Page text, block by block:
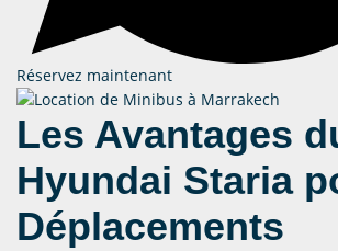
Réservez maintenant
Les Avantages
Hyundai Staria
Déplacements